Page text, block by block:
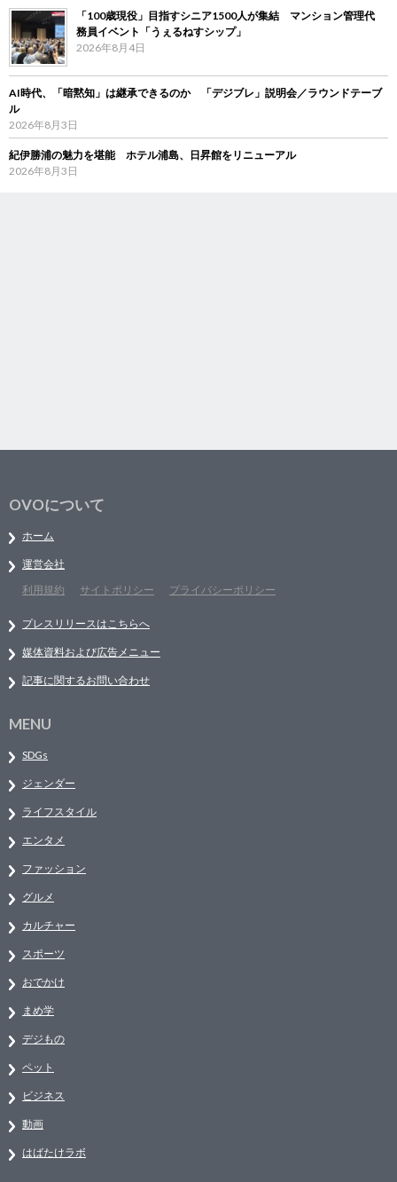
「100歳現役」目指すシニア1500人が集結 マンション管理代
務員イベント「うぇるねすシップ」
2026年8月4日
AI時代、「暗黙知」は継承できるのか 「デジブレ」説明会／ラウンドテーブ
ル
2026年8月3日
紀伊勝浦の魅力を堪能 ホテル浦島、日昇館をリニューアル
2026年8月3日
OVOについて
ホーム
運営会社
利用規約
サイトポリシー プライバシーポリシー
プレスリリースはこちらへ
媒体資料および広告メニュー
記事に関するお問い合わせ
MENU
SDGs
ジェンダー
ライフスタイル
エンタメ
ファッション
グルメ
カルチャー
スポーツ
おでかけ
まめ学
デジもの
ペット
ビジネス
動画
はばたけラボ